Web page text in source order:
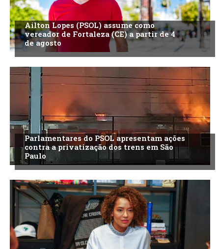
Ailton Lopes (PSOL) assume como
vereador de Fortaleza (CE) a partir de 4
de agosto
Parlamentares do PSOL apresentam ações
contra a privatização dos trens em São
Paulo